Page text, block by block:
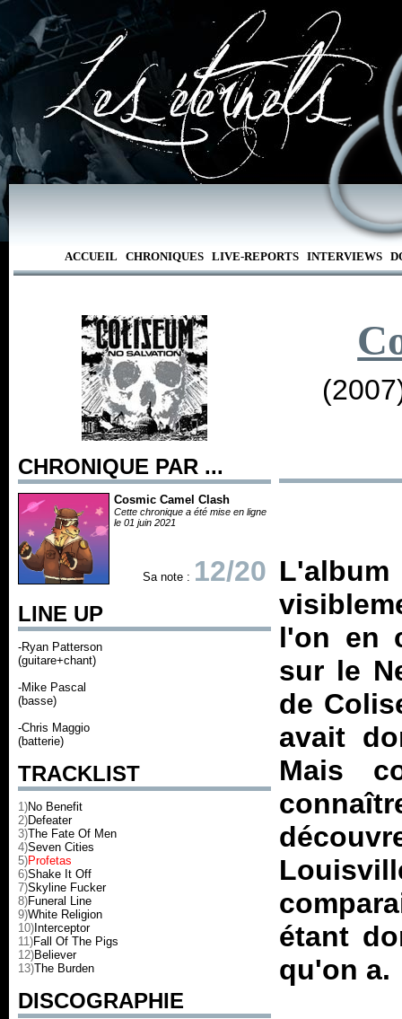
ACCUEIL CHRONIQUES LIVE-REPORTS INTERVIEWS
CHRONIQUE PAR ...
Cosmic Camel Clash
Cette chronique a été mise en ligne
le 01 juin 2021
Sa note : 12/20
LINE UP
-Ryan Patterson
(guitare+chant)
-Mike Pascal
(basse)
-Chris Maggio
(batterie)
TRACKLIST
1)No Benefit
2)Defeater
3)The Fate Of Men
4)Seven Cities
5)Profetas
6)Shake It Off
7)Skyline Fucker
8)Funeral Line
9)White Religion
10) Interceptor
11)Fall Of The Pigs
12)Believer
13)The Burden
DISCOGRAPHIE
l'on en
sur le
de
avait
Mais
étant
qu'on a.